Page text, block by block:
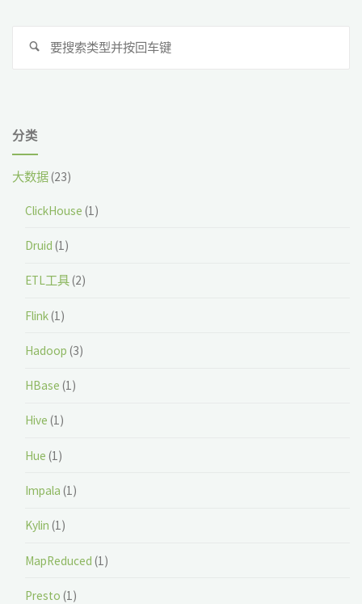
开
搜
分类
大数据(23)
ClickHouse (1)
Druid (1)
ETL工具(2)
Flink(1)
Hadoop (3)
HBase (1)
Hive (1)
Hue (1)
Impala (1)
Kylin (1)
MapReduced (1)
Presto (1)